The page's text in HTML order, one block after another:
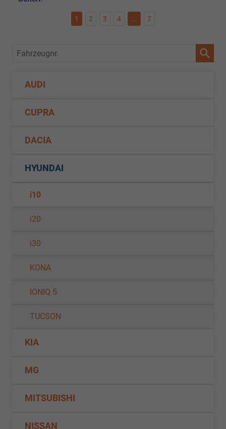
1 2 3 4 ... 7
Fahrzeugnr.
AUDI
CUPRA
DACIA
HYUNDAI
i10
i20
i30
KONA
IONIQ 5
TUCSON
KIA
MG
MITSUBISHI
NISSAN